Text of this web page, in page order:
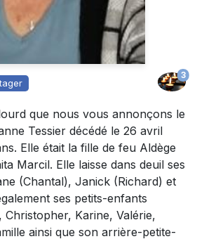
3
que nous vous annonçons le
Tessier décédé le 26 avril
Elle était la fille de feu Aldège
Marcil. Elle laisse dans deuil ses
(Chantal), Janick (Richard) et
ses petits-enfants
Christopher, Karine, Valérie,
ainsi que son arrière-petite-